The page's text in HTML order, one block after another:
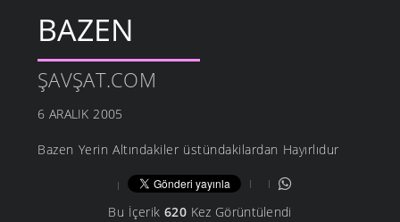
BAZEN
ŞAVŞAT.COM
6 ARALIK 2005
Bazen Yerin Altındakiler üstündakilardan Hayırlıdur
Bu İçerik 620Kez Görüntülendi